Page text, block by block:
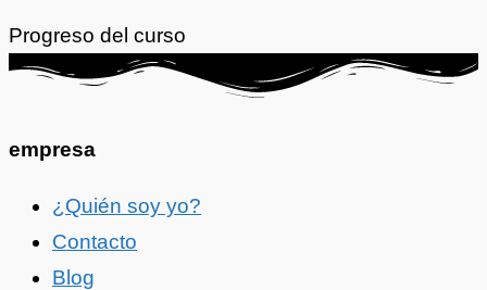
Progreso del curso
empresa
¿Quién soy yo?
Contacto
Blog